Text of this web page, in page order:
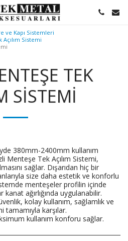
ve Kapı Sistemleri
Açılım Sistemi
TEK
SISTEMI
380mm-2400mm kullanım
Menteşe Tek Açılım Sistemi,
sağlar. Dışarıdan hiç bir
size daha estetik ve konforlu
menteşeler profilin içinde
ağırlığında uygulanabilir.
kolay kullanım, sağlamlık ve
karşılar.
kullanım konforu sağlar.